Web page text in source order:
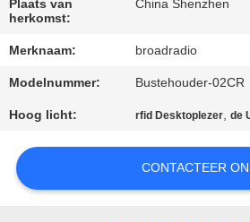
CONTACTEER
ONS
NIEUWS
Plaats van
herkomst:
China Shenzhen
Merknaam: broadradio
Modelnummer: Bustehouder-02CR
Hoog licht: rfid Desktoplezer,de
CONTACTEER